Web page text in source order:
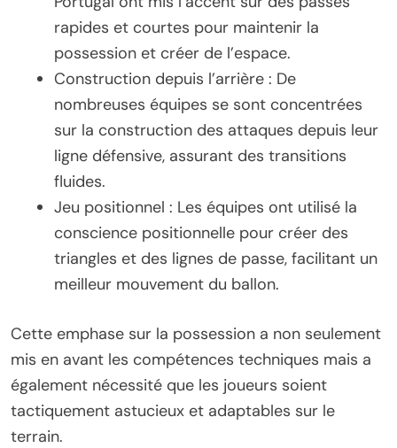
rapides et courtes pour maintenir la
possession et créer de l’espace.
Construction depuis l’arrière : De
nombreuses équipes se sont concentrées
sur la construction des attaques depuis leur
ligne défensive, assurant des transitions
fluides.
Jeu positionnel : Les équipes ont utilisé la
conscience positionnelle pour créer des
triangles et des lignes de passe, facilitant un
meilleur mouvement du ballon.
Cette emphase sur la possession a non seulement
mis en avant les compétences techniques mais a
également nécessité que les joueurs soient
tactiquement astucieux et adaptables sur le
terrain.